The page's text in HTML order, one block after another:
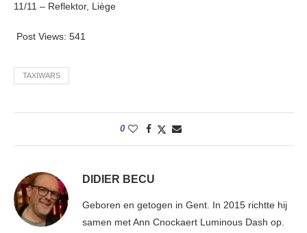
11/11 – Reflektor, Liège
Post Views: 541
TAXIWARS
0
DIDIER BECU
Geboren en getogen in Gent. In 2015 richtte hij
samen met Ann Cnockaert Luminous Dash op.